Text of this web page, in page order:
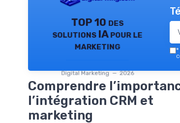
TOP 10 des
solutions IA pour le
marketing
Digital Marketing — 2026
*
Comprendre
l’intégration CRM et
marketing